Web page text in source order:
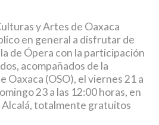
y Artes de Oaxaca
en general a disfrutar de
de Ópera con la participación
acompañados de la
Oaxaca (OSO), el viernes 21 a
23 a las 12:00 horas, en
totalmente gratuitos